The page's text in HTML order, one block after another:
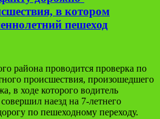
в котором
пешеход
района проводится проверка по
происшествия, произошедшего
в ходе которого водитель
наезд на 7-летнего
по пешеходному переходу.